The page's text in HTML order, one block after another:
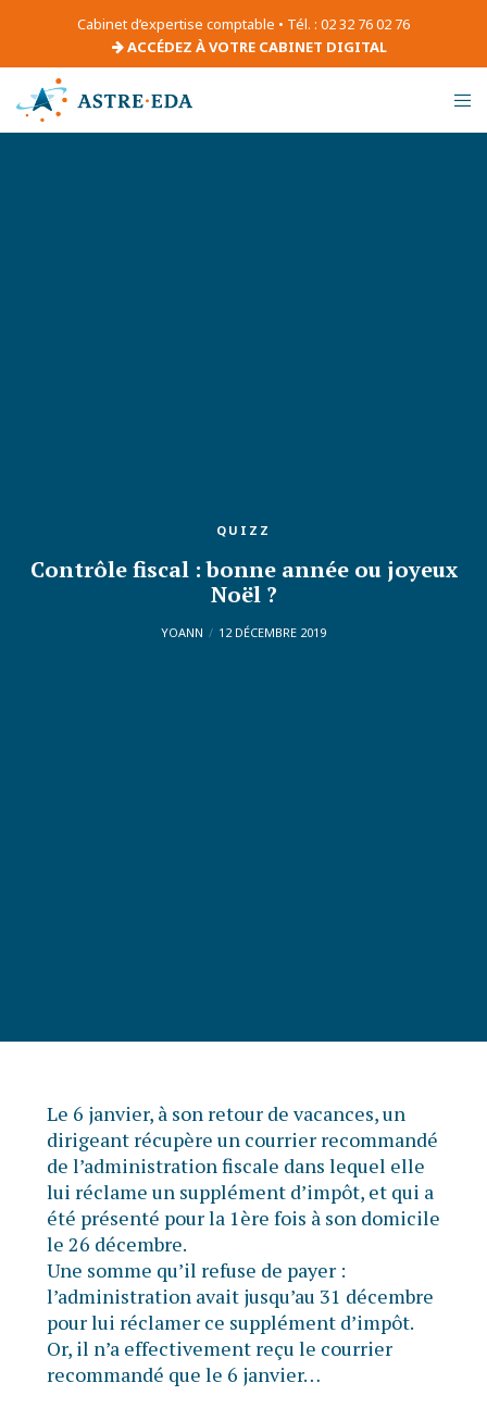
Cabinet d’expertise comptable • Tél. : 02 32 76 02 76
ACCÉDEZ À VOTRE CABINET DIGITAL
QUIZZ
Contrôle fiscal : bonne année ou joyeux
Noël ?
YOANN 12 DÉCEMBRE 2019
Le 6 janvier, à son retour de vacances, un
dirigeant récupère un courrier recommandé
de l’administration fiscale dans lequel elle
lui réclame un supplément d’impôt, et qui a
été présenté pour la 1ère fois à son domicile
le 26 décembre.
Une somme qu’il refuse de payer :
l’administration avait jusqu’au 31 décembre
pour lui réclamer ce supplément d’impôt.
Or, il n’a effectivement reçu le courrier
recommandé que le 6 janvier…